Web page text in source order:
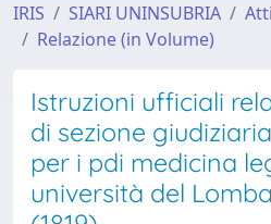
IRIS SIARI UNINSUBRIA
Relazione (in Volume)
Istruzioni ufficiali
di sezione
per i pdi medicina
università del